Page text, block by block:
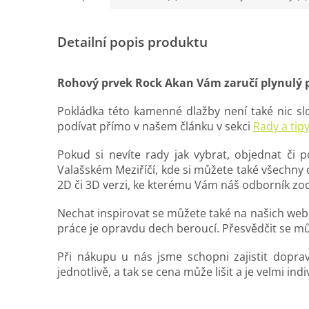
Detailní popis produktu
Rohový prvek Rock Akan Vám zaručí
Pokládka této kamenné dlažby není také nic
podívat přímo v našem článku v sekci Rady a
Pokud si nevíte rady jak vybrat, objednat či
Valašském Meziříčí, kde si můžete také
2D či 3D verzi, ke kterému Vám náš odborník
Nechat inspirovat se můžete také na našich
práce je opravdu dech beroucí. Přesvědčit se
Při nákupu u nás jsme schopni zajistit
jednotlivě, a tak se cena může lišit a je velmi